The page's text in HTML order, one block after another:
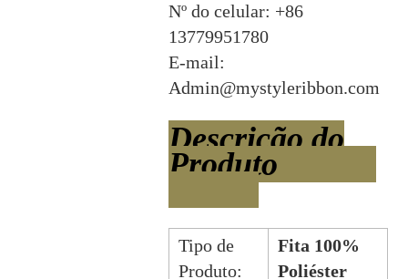
Nº do celular: +86
13779951780
E-mail:
Admin@mystyleribbon.com
Descrição do
Produto
Tipo de
Produto:
Fita 100%
Poliéster